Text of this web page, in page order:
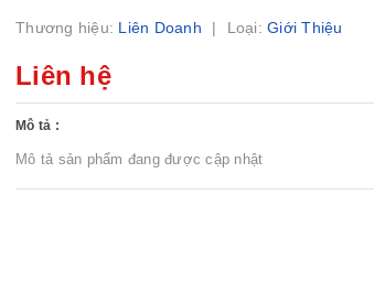
Thương hiệu: Liên Doanh Loại: Giới Thiệu
Liên hệ
Mô tả :
Mô tả sản phẩm đang được cập nhật